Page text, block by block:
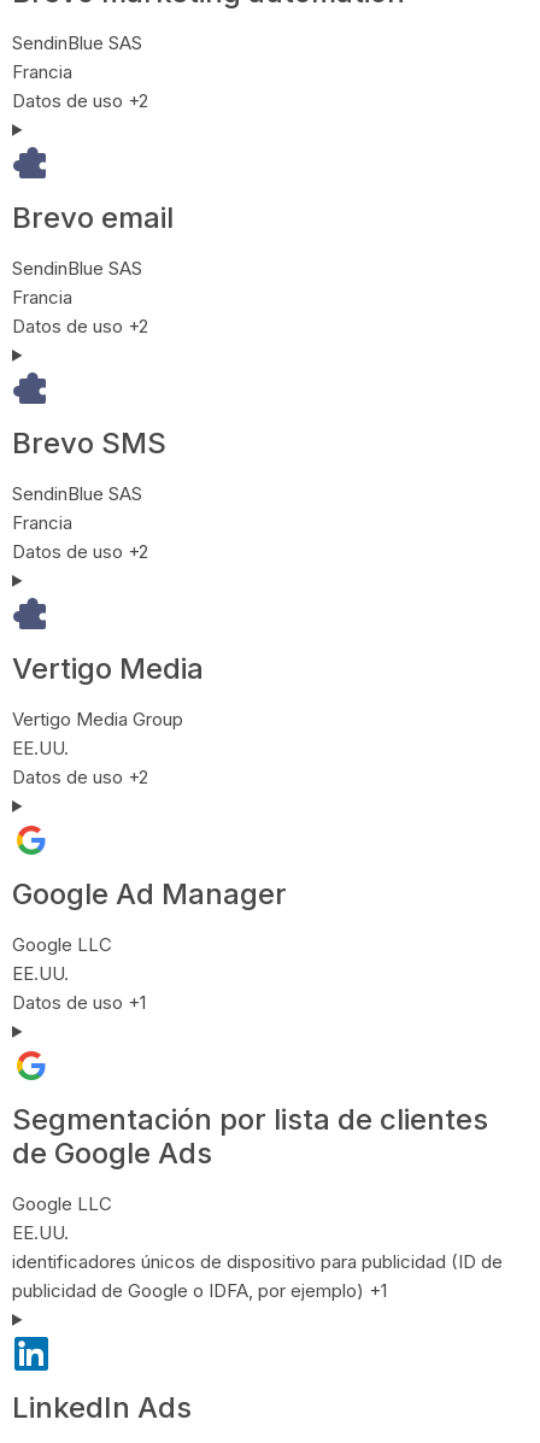
Empresa:
SendinBlue SAS
Lugar de tratamiento:
Francia
Datos Personales tratados:
Datos de uso +2
Brevo email
Empresa:
SendinBlue SAS
Lugar de tratamiento:
Francia
Datos Personales tratados:
Datos de uso +2
Brevo SMS
Empresa:
SendinBlue SAS
Lugar de tratamiento:
Francia
Datos Personales tratados:
Datos de uso +2
Vertigo Media
Empresa:
Vertigo Media Group
Lugar de tratamiento:
EE.UU.
Datos Personales tratados:
Datos de uso +2
Google Ad Manager
Empresa:
Google LLC
Lugar de tratamiento:
EE.UU.
Datos Personales tratados:
Datos de uso +1
Segmentación por lista de clientes
de Google Ads
Empresa:
Google LLC
Lugar de tratamiento:
EE.UU.
Datos Personales tratados:
identificadores únicos de dispositivo para publicidad (ID de
publicidad de Google o IDFA, por ejemplo) +1
LinkedIn Ads